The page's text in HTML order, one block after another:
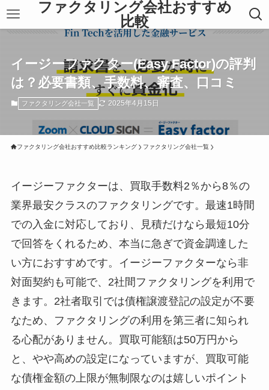
ファクタリング会社おすすめ
比較
イージーファクター(Easy Factor)の評判
は？必要書類、手数料、審査、口コミ
ファクタリング会社一覧 2025年4月15日
ファクタリング会社おすすめ比較ランキング ファクタリング会社一覧
イージーファクターは、買取手数料2％から8％の
業界最安クラスのファクタリングです。最速1時間
での入金に対応しており、見積だけなら最短10分
で回答をくれるため、本当に急ぎで資金調達した
い方におすすめです。イージーファクターなら非
対面契約も可能で、2社間ファクタリングを利用で
きます。2社者取引では債権譲渡登記の設定が不要
なため、ファクタリングの利用を第三者に知られ
る心配がありません。買取可能額は50万円から
と、やや高めの設定になっていますが、買取可能
な債権金額の上限が無制限なのは嬉しいポイント